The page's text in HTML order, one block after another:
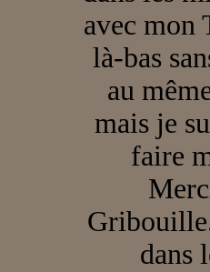
avec mon
là-bas
au
mais je
faire
dans